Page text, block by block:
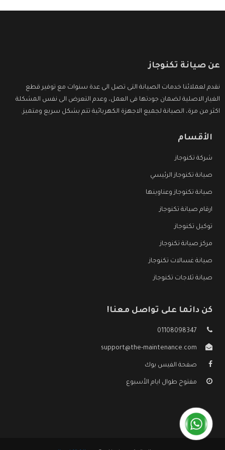
عن صيانة تكنوجاز
نقدم لعملائنا خدمات الصيانة التى تصل الى عدة سنوات مع توفير قطع
الغيار الاصلية لضمان جودتها فى العمل، وعدم التعرض الى نفس المشكلة
اكثر من مرة، الصيانة لجميع الاجهزة الكهربائية تتم بشكل سريع ومتميز.
الأقسام
شركة تكنوجاز
صيانة تكنوجاز الرئيسي
صيانة تكنوجاز وعناوينها
ارقام صيانة تكنوجاز
توكيل تكنوجاز
مركز صيانة تكنوجاز
صيانة غسالات تكنوجاز
صيانة ثلاجات تكنوجاز
كن دائما على تواصل معنا!
01108098347
support@the-maintenance.com
صفحة الفيس بوك
مفتوح طوال ايام الأسبوع